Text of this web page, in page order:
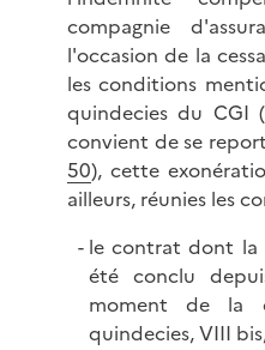
compagnie
l'occasion de la
les conditions
quindecies du CGI
convient de se
50), cette
ailleurs, réunies les
le contrat dont la
été conclu
moment de la
quindecies, VIII bis,